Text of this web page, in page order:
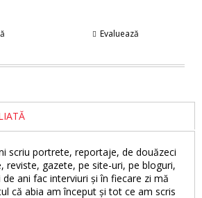
Evaluează
scriu portrete, reportaje, de douăzeci
reviste, gazete, pe site-uri, pe bloguri,
ani fac interviuri și în fiecare zi mă
că abia am început și tot ce am scris